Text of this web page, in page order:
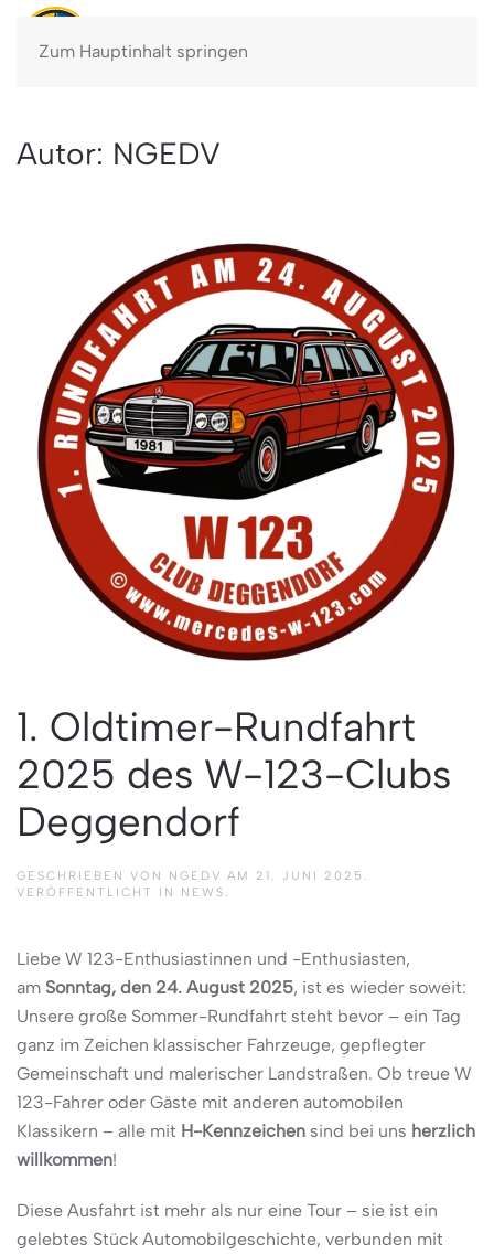
Zum Hauptinhalt springen
Autor: NGEDV
1. Oldtimer-Rundfahrt
2025 des W-123-Clubs
Deggendorf
GESCHRIEBEN VON NGEDV AM 21. JUNI 2025 .
VERÖFFENTLICHT IN NEWS .
Liebe W 123-Enthusiastinnen und -Enthusiasten,
am Sonntag, den 24. August 2025, ist es wieder soweit:
Unsere große Sommer-Rundfahrt steht bevor – ein Tag
ganz im Zeichen klassischer Fahrzeuge, gepflegter
Gemeinschaft und malerischer Landstraßen. Ob treue W
123-Fahrer oder Gäste mit anderen automobilen
Klassikern – alle mit H-Kennzeichen sind bei uns herzlich
willkommen!
Diese Ausfahrt ist mehr als nur eine Tour – sie ist ein
gelebtes Stück Automobilgeschichte, verbunden mit